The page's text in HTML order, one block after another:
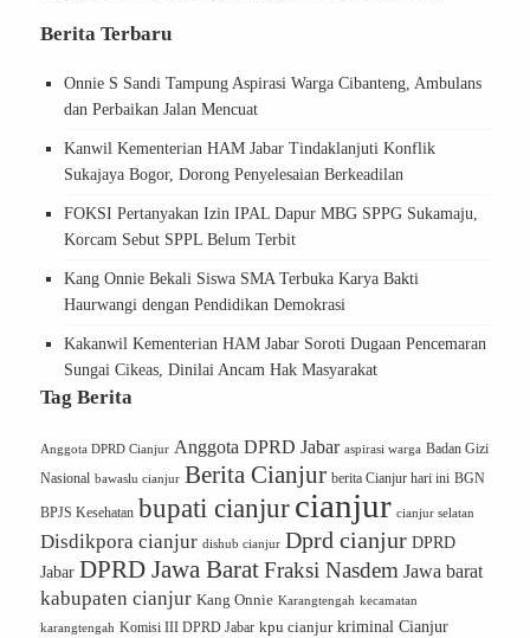
Berita Terbaru
Onnie S Sandi Tampung Aspirasi Warga Cibanteng, Ambulans
dan Perbaikan Jalan Mencuat
Kanwil Kementerian HAM Jabar Tindaklanjuti Konflik
Sukajaya Bogor, Dorong Penyelesaian Berkeadilan
FOKSI Pertanyakan Izin IPAL Dapur MBG SPPG Sukamaju,
Korcam Sebut SPPL Belum Terbit
Kang Onnie Bekali Siswa SMA Terbuka Karya Bakti
Haurwangi dengan Pendidikan Demokrasi
Kakanwil Kementerian HAM Jabar Soroti Dugaan Pencemaran
Sungai Cikeas, Dinilai Ancam Hak Masyarakat
Tag Berita
Anggota DPRD Cianjur Anggota DPRD Jabar aspirasi warga Badan Gizi
Nasional bawaslu cianjur Berita Cianjur berita Cianjur hari ini BGN
BPJS Kesehatan bupati cianjur cianjur cianjur selatan
Disdikpora cianjur dishub cianjur Dprd cianjur DPRD
Jabar DPRD Jawa BaratFraksi Nasdem Jawa barat
kabupaten cianjur Kang Onnie Karangtengah kecamatan
karangtengah Komisi III DPRD Jabar kpu cianjur kriminal Cianjur